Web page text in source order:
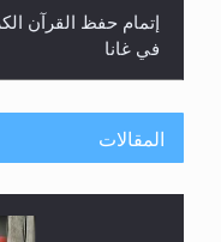
حفل توزيع الشهادات
2025
المقالات